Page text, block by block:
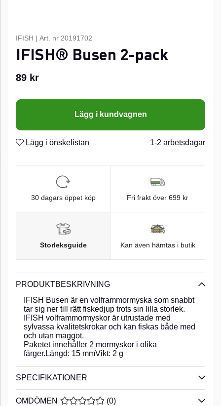
IFISH | Art. nr 20191702
IFISH® Busen 2-pack
89 kr
Lägg i kundvagnen
Lägg i önskelistan 1-2 arbetsdagar
30 dagars öppet köp Fri frakt över 699 kr
Storleksguide Kan även hämtas i butik
PRODUKTBESKRIVNING
IFISH Busen är en volframmormyska som snabbt
tar sig ner till rätt fiskedjup trots sin lilla storlek.
IFISH volframmormyskor är utrustade med
sylvassa kvalitetskrokar och kan fiskas både med
och utan maggot.
Paketet innehåller 2 mormyskor i olika
färger.Längd: 15 mmVikt: 2 g
SPECIFIKATIONER
OMDÖMEN MEDELBETYG 0 AV 5 ANTAL BETYG 0
(0)